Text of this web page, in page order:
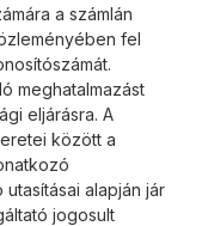
a számlán
fel
meghatalmazást
eljárásra. A
között a
alapján jár
jogosult